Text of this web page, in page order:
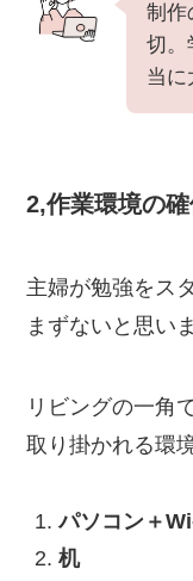
制作
切。
当に
2,作業環境の
主婦が勉強をス
まずないと思い
リビングの一角
取り掛かれる環
パソコン＋
机